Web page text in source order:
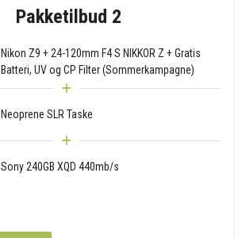
Pakketilbud 2
Nikon Z9 + 24-120mm F4 S NIKKOR Z + Gratis
Batteri, UV og CP Filter (Sommerkampagne)
Neoprene SLR Taske
Sony 240GB XQD 440mb/s